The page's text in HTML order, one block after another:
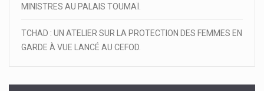
MINISTRES AU PALAIS TOUMAÏ.
TCHAD : UN ATELIER SUR LA PROTECTION DES FEMMES EN
GARDE À VUE LANCÉ AU CEFOD.